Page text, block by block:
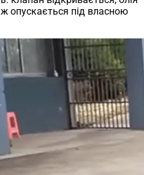
опускається під власною